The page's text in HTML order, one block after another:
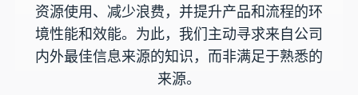
资源使用、减少浪费，并提升产品和流程的环
境性能和效能。为此，我们主动寻求来自公司
内外最佳信息来源的知识，而非满足于熟悉的
来源。